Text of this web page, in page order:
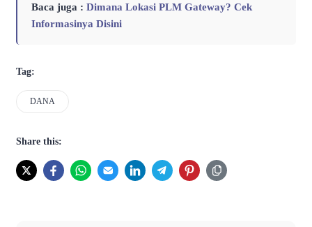
Baca juga : Dimana Lokasi PLM Gateway? Cek
Informasinya Disini
Tag:
DANA
Share this: